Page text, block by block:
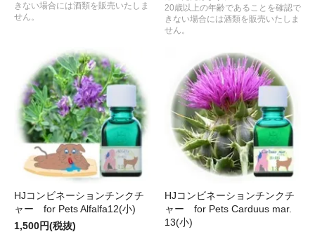
きない場合には酒類を販売いたしま
せん。
20歳以上の年齢であることを確認で
きない場合には酒類を販売いたしま
せん。
HJコンビネーションチンクチ
ャー for Pets Alfalfa12(小)
1,500円(税抜)
HJコンビネーションチンクチ
ャー for Pets Carduus mar.
13(小)